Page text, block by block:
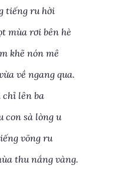
tiếng ru hời
mùa rơi bên hè
khẽ nón mê
về ngang qua.
chỉ lên ba
con sà lòng u
võng ru
thu nắng vàng.